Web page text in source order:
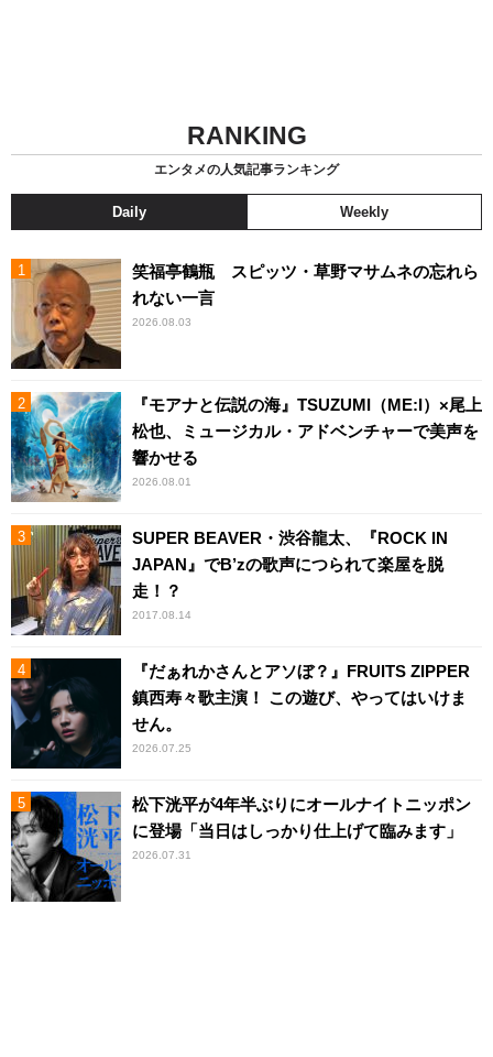
RANKING
エンタメの人気記事ランキング
Daily Weekly
笑福亭鶴瓶 スピッツ・草野マサムネの忘れら
れない一言
2026.08.03
『モアナと伝説の海』TSUZUMI（ME:I）×尾上
松也、ミュージカル・アドベンチャーで美声を
響かせる
2026.08.01
SUPER BEAVER・渋谷龍太、『ROCK IN
JAPAN』でB’zの歌声につられて楽屋を脱
走！？
2017.08.14
『だぁれかさんとアソぼ？』FRUITS ZIPPER
鎮西寿々歌主演！ この遊び、やってはいけま
せん。
2026.07.25
松下洸平が4年半ぶりにオールナイトニッポン
に登場「当日はしっかり仕上げて臨みます」
2026.07.31